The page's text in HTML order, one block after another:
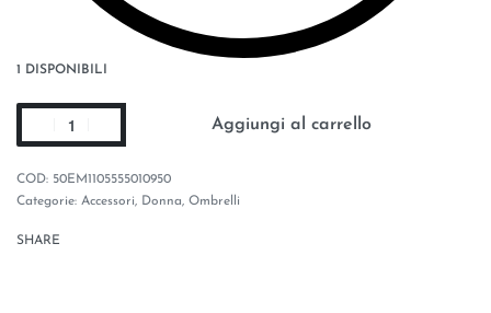
1 DISPONIBILI
Aggiungi al carrello
50EM1105555010950
Categorie: Accessori, Donna, Ombrelli
SHARE